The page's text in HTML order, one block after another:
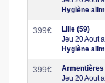
Hygiène
399€
Lille (59)
Jeu 20 Aout
Hygiène
399€
Armentières
Jeu 20 Aout